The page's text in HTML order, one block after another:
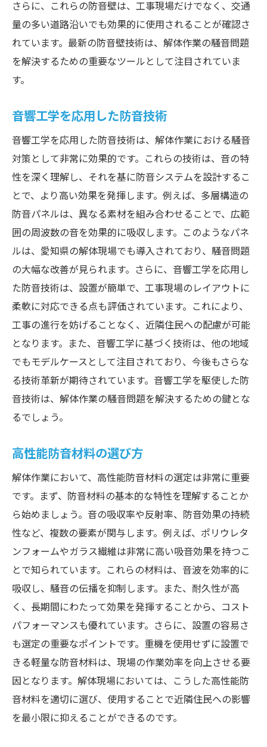
さらに、これらの防音壁は、工事現場だけでなく、交通
量の多い道路沿いでも効果的に使用されることが確認さ
れています。最新の防音壁技術は、解体作業の騒音問題
を解決するための重要なツールとして注目されていま
す。
音響工学を応用した防音技術
音響工学を応用した防音技術は、解体作業における騒音
対策として非常に効果的です。これらの技術は、音の特
性を深く理解し、それを基に防音システムを設計するこ
とで、より高い効果を発揮します。例えば、多層構造の
防音パネルは、異なる素材を組み合わせることで、広範
囲の周波数の音を効果的に吸収します。このようなパネ
ルは、愛知県の解体現場でも導入されており、騒音問題
の大幅な改善が見られます。さらに、音響工学を応用し
た防音技術は、設置が簡単で、工事現場のレイアウトに
柔軟に対応できる点も評価されています。これにより、
工事の進行を妨げることなく、近隣住民への配慮が可能
となります。また、音響工学に基づく技術は、他の地域
でもモデルケースとして注目されており、今後もさらな
る技術革新が期待されています。音響工学を駆使した防
音技術は、解体作業の騒音問題を解決するための鍵とな
るでしょう。
高性能防音材料の選び方
解体作業において、高性能防音材料の選定は非常に重要
です。まず、防音材料の基本的な特性を理解することか
ら始めましょう。音の吸収率や反射率、防音効果の持続
性など、複数の要素が関与します。例えば、ポリウレタ
ンフォームやガラス繊維は非常に高い吸音効果を持つこ
とで知られています。これらの材料は、音波を効率的に
吸収し、騒音の伝播を抑制します。また、耐久性が高
く、長期間にわたって効果を発揮することから、コスト
パフォーマンスも優れています。さらに、設置の容易さ
も選定の重要なポイントです。重機を使用せずに設置で
きる軽量な防音材料は、現場の作業効率を向上させる要
因となります。解体現場においては、こうした高性能防
音材料を適切に選び、使用することで近隣住民への影響
を最小限に抑えることができるのです。